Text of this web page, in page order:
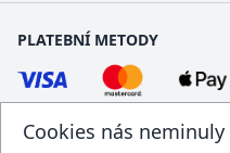
Cookies nás neminuly
PLATEBNÍ METODY